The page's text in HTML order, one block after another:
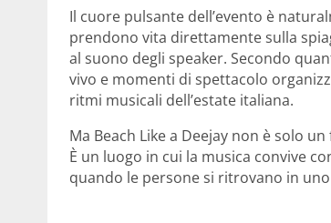
Il cuore pulsante dell’evento è
prendono vita direttamente sulla
al suono degli speaker. Secondo
vivo e momenti di spettacolo
ritmi musicali dell’estate italiana.
Ma Beach Like a Deejay non è solo
È un luogo in cui la musica convive
quando le persone si ritrovano in